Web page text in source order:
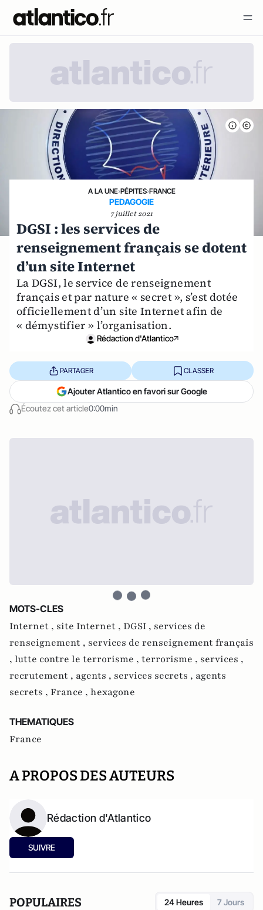
A LA UNE›PÉPITES›FRANCE
PEDAGOGIE
7 juillet 2021
DGSI : les services de
renseignement français se dotent
d’un site Internet
La DGSI, le service de renseignement
français et par nature « secret », s’est dotée
officiellement d’un site Internet afin de
« démystifier » l’organisation.
Rédaction d'Atlantico
Écoutez cet article0:00min
PARTAGER CLASSER
Ajouter Atlantico en favori sur Google
MOTS-CLES
Internet , site Internet , DGSI , services de
renseignement , services de renseignement français
, lutte contre le terrorisme , terrorisme , services ,
recrutement , agents , services secrets , agents
secrets , France , hexagone
THEMATIQUES
France
A PROPOS DES AUTEURS
Rédaction d'Atlantico
SUIVRE
POPULAIRES 24 Heures 7 Jours